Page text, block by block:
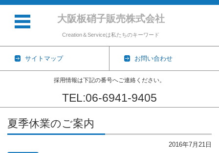
大阪板硝子販売株式会社
Creation＆Serviceは私たちのキーワード
サイトマップ お問い合わせ
採用情報は下記の番号へご連絡ください。
TEL:06-6941-9405
コンテンツに移動
夏季休業のご案内
2016年7月21日